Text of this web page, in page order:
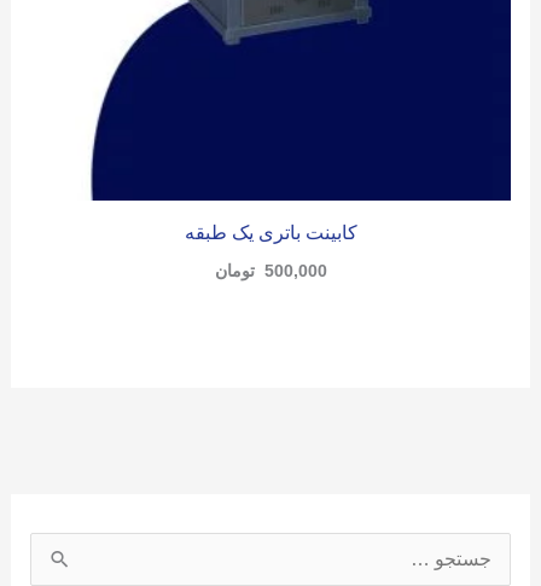
کابینت باتری یک طبقه
500,000 تومان